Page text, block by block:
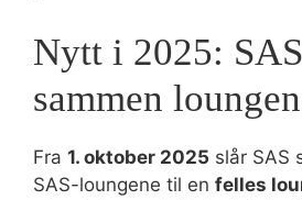
Nytt i 2025:
sammen
Fra 1. oktober 2025 slår SAS
SAS-loungene til en felles